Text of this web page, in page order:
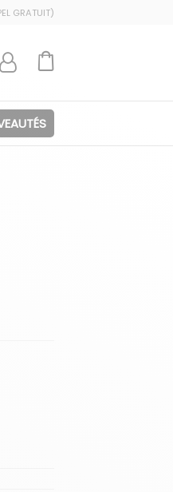
GRATUIT)